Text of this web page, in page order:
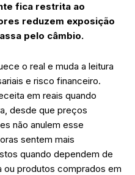
fica restrita ao
reduzem exposição
pelo câmbio.
o real e muda a leitura
e risco financeiro.
em reais quando
desde que preços
não anulem esse
sentem mais
quando dependem de
ou produtos comprados em